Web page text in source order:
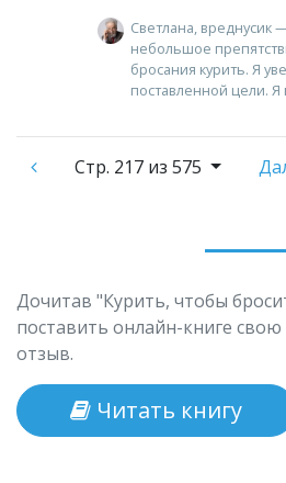
Светлана, вреднусик
небольшое
бросания курить. Я
поставленной цели.
Стр. 217 из 575
Дочитав "Курить, чтобы
поставить онлайн-книге
отзыв.
Читать книгу